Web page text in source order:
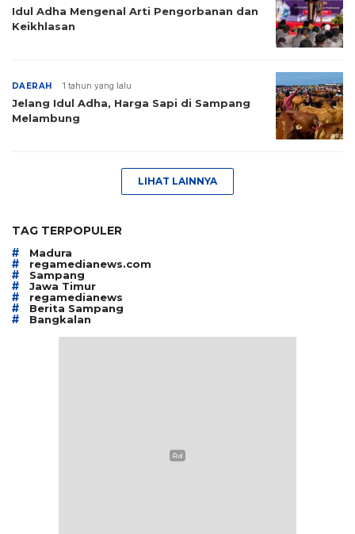
Idul Adha Mengenal Arti Pengorbanan dan
Keikhlasan
DAERAH 1 tahun yang lalu
Jelang Idul Adha, Harga Sapi di Sampang
Melambung
LIHAT LAINNYA
TAG TERPOPULER
# Madura
# regamedianews.com
# Sampang
# Jawa Timur
# regamedianews
# Berita Sampang
# Bangkalan